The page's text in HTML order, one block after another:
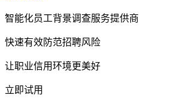
智能化员工背景调查服务提供商
快速有效防范招聘风险
让职业信用环境更美好
立即试用